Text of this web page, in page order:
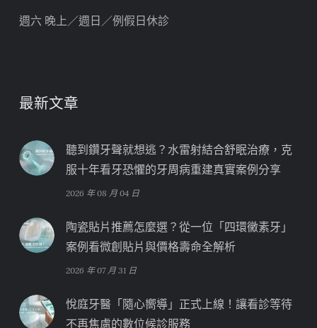
週六 晚上／週日／例假日休診
最新文章
聽到鑽牙聲就想逃？水雷射結合舒眠治療，克
服十年看牙恐懼的牙周病重建真實案例分享
2026 年 08 月 04 日
陶瓷貼片推薦怎麼選？從一位「四環黴素牙」
案例看微創貼片與價格壽命全解析
2026 年 07 月 31 日
悅庭牙醫「隨心嚮導」正式上線！讓看診等待
不再焦慮的數位候診服務